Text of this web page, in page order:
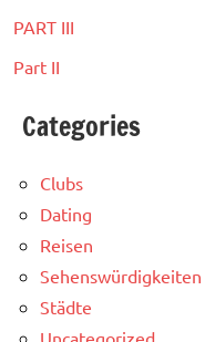
PART III
Part II
Categories
Clubs
Dating
Reisen
Sehenswürdigkeiten
Städte